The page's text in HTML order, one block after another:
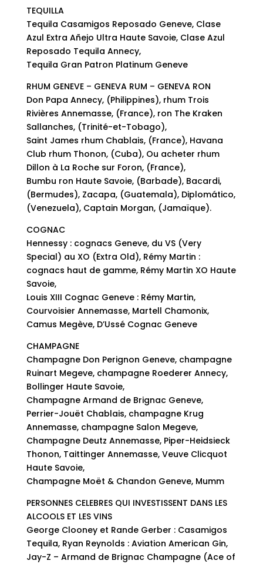
TEQUILLA
Tequila Casamigos Reposado Geneve, Clase
Azul Extra Añejo Ultra Haute Savoie, Clase Azul
Reposado Tequila Annecy,
Tequila Gran Patron Platinum Geneve
RHUM GENEVE – GENEVA RUM – GENEVA RON
Don Papa Annecy, (Philippines), rhum Trois
Rivières Annemasse, (France), ron The Kraken
Sallanches, (Trinité-et-Tobago),
Saint James rhum Chablais, (France), Havana
Club rhum Thonon, (Cuba), Ou acheter rhum
Dillon à La Roche sur Foron, (France),
Bumbu ron Haute Savoie, (Barbade), Bacardi,
(Bermudes), Zacapa, (Guatemala), Diplomático,
(Venezuela), Captain Morgan, (Jamaïque).
COGNAC
Hennessy : cognacs Geneve, du VS (Very
Special) au XO (Extra Old), Rémy Martin :
cognacs haut de gamme, Rémy Martin XO Haute
Savoie,
Louis XIII Cognac Geneve : Rémy Martin,
Courvoisier Annemasse, Martell Chamonix,
Camus Megève, D’Ussé Cognac Geneve
CHAMPAGNE
Champagne Don Perignon Geneve, champagne
Ruinart Megeve, champagne Roederer Annecy,
Bollinger Haute Savoie,
Champagne Armand de Brignac Geneve,
Perrier-Jouët Chablais, champagne Krug
Annemasse, champagne Salon Megeve,
Champagne Deutz Annemasse, Piper-Heidsieck
Thonon, Taittinger Annemasse, Veuve Clicquot
Haute Savoie,
Champagne Moët & Chandon Geneve, Mumm
PERSONNES CELEBRES QUI INVESTISSENT DANS LES
ALCOOLS ET LES VINS
George Clooney et Rande Gerber : Casamigos
Tequila, Ryan Reynolds : Aviation American Gin,
Jay-Z – Armand de Brignac Champagne (Ace of